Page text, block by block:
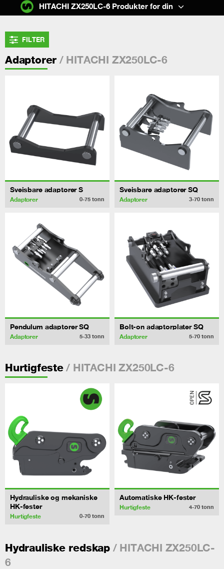
FILTER
Adaptorer / HITACHI ZX250LC-6
Sveisbare adaptorer S
Adaptorer 0-75 tonn
Sveisbare adaptorer SQ
Adaptorer 3-70 tonn
Pendulum adaptorer SQ
Adaptorer 5-33 tonn
Bolt-on adaptorplater SQ
Adaptorer 5-70 tonn
Hurtigfeste/ HITACHI ZX250LC-6
Hydrauliske og mekaniske
HK-fester
Hurtigfeste 0-70 tonn
Automatiske HK-fester
Hurtigfeste 4-70 tonn
Hydrauliske redskap/ HITACHI ZX250LC-
6
HITACHI ZX250LC-6 Produkter for din